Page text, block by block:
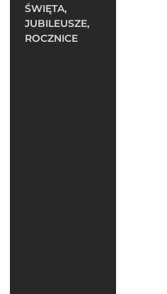
ŚWIĘTA,
JUBILEUSZE,
ROCZNICE